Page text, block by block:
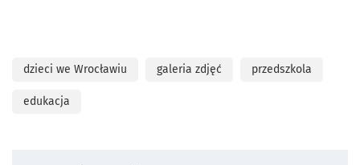
dzieci we Wrocławiu galeria zdjęć przedszkola
edukacja